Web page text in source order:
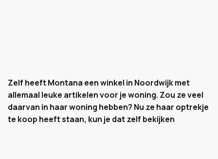
Zelf heeft Montana een winkel in Noordwijk met
allemaal leuke artikelen voor je woning. Zou ze veel
daarvan in haar woning hebben? Nu ze haar optrekje
te koop heeft staan, kun je dat zelf bekijken